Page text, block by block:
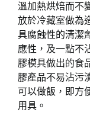
溫加熱烘焙而不
放於冷藏室做為
具腐蝕性的清潔
應性，及一點不
膠模具做出的食
膠產品不易沾污
可以做飯，即方
用具。